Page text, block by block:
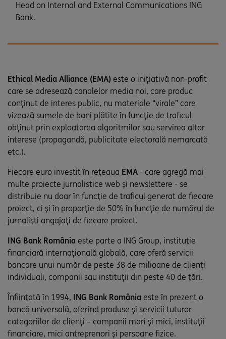
Head on Internal and External Communications ING
Bank.
Ethical Media Alliance (EMA) este o inițiativă non-profit
care se adresează canalelor media noi, care produc
conținut de interes public, nu materiale “virale” care
vizează sumele de bani plătite în funcție de traficul
obținut prin exploatarea algoritmilor sau servirea altor
interese (propagandă, publicitate electorală nemarcată
etc.).
Fiecare euro investit în rețeaua EMA - care agregă mai
multe proiecte jurnalistice web și newslettere - se
distribuie nu doar în funcție de traficul generat de fiecare
proiect, ci și în proporție de 50% în funcție de numărul de
jurnaliști angajați de fiecare proiect.
ING Bank România este parte a ING Group, instituție
financiară internațională globală, care oferă servicii
bancare unui număr de peste 38 de milioane de clienți
individuali, companii sau instituții din peste 40 de țări.
Înființată în 1994, ING Bank România este în prezent o
bancă universală, oferind produse și servicii tuturor
categoriilor de clienți – companii mari și mici, instituții
financiare, mici antreprenori și persoane fizice.